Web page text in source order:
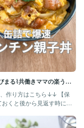
い🌱
‼︎レシピ
してね🤍
まる⌇共働きママの楽うま
ピり方はこちら↓↓ 【保
おくと後から見返す時に便